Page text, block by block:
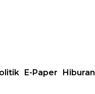
E-Paper Hiburan